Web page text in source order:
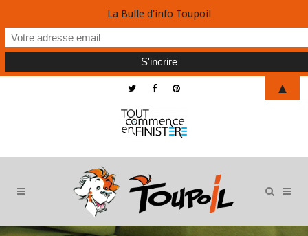
La Bulle d'info Toupoil
▲